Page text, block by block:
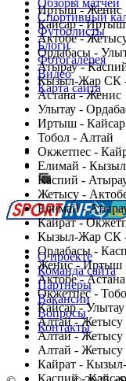
Иртыш - Женис
Кайсар - Иртыш
Актобе -
Ордабасы -
Атырау -
Кызыл-Жар СК
Астана - Женис
Улытау -
Иртыш - Кайсар
Тобол - Алтай
Окжетпес -
Елимай -
Каспий -
Жетысу -
Елимай -
Кайрат -
Кызыл-Жар СК
Ордабасы -
Женис - Иртыш
Актобе - Астана
Окжетпес -
Кайсар - Улытау
Алтай - Жетысу
Алтай - Жетысу
Алтай - Жетысу
Кайрат -
Обзоры матчей
Спортивный
Футболисты
Блоги
Фотогалерея
Видео
Карта сайта
Есть идея?
Сообщить о
Перейти на
О проекте
Команда сайта
Партнеры
Вакансии
Вопросы
Контакты